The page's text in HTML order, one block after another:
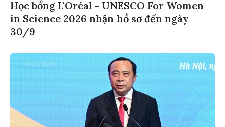
Học bổng L'Oréal - UNESCO For Women
in Science 2026 nhận hồ sơ đến ngày
30/9